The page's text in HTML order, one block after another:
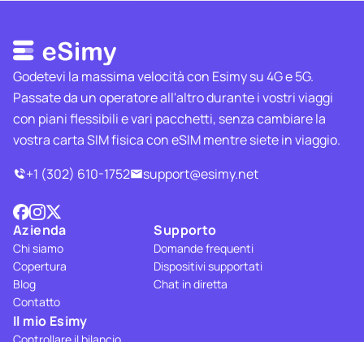
Godetevi la massima velocità con Esimy su 4G e 5G.
Passate da un operatore all'altro durante i vostri viaggi
con piani flessibili e vari pacchetti, senza cambiare la
vostra carta SIM fisica con eSIM mentre siete in viaggio.
+1 (302) 610-1752
support@esimy.net
Azienda
Chi siamo
Copertura
Blog
Contatto
Supporto
Domande frequenti
Dispositivi supportati
Chat in diretta
Il mio Esimy
Controllare il bilancio